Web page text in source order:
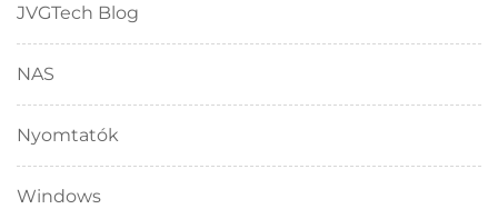
JVGTech Blog
NAS
Nyomtatók
Windows